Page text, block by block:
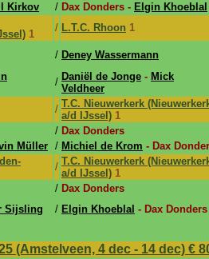
Kirkov / Dax Donders - Elgin Khoeblal
1
/ L.T.C. Rhoon 1
/ Deney Wassermann
/ Daniël de Jonge - Mick
Veldheer
/ T.C. Nieuwerkerk
a/d IJssel) 1
/ Dax Donders
Müller / Michiel de Krom - Dax
/ T.C. Nieuwerkerk
a/d IJssel) 1
/ Dax Donders
Sijsling / Elgin Khoeblal - Dax Donders
(Amstelveen, 4 dec - 14 dec) €